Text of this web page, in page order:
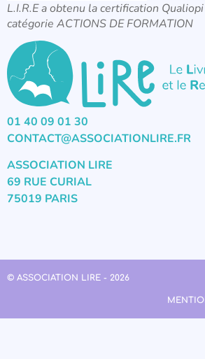
L.I.R.E a obtenu la certification
catégorie ACTIONS DE FORMATION
01 40 09 01 30
CONTACT@ASSOCIATIONLIRE.FR
ASSOCIATION LIRE
69 RUE CURIAL
75019 PARIS
© ASSOCIATION LIRE - 2026